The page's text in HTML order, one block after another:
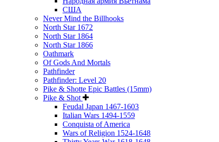
США
Never Mind the Billhooks
North Star 1672
North Star 1864
North Star 1866
Oathmark
Of Gods And Mortals
Pathfinder
Pathfinder: Level 20
Pike & Shotte Epic Battles (15mm)
Pike & Shot
Feudal Japan 1467-1603
Italian Wars 1494-1559
Conquista of America
Wars of Religion 1524-1648